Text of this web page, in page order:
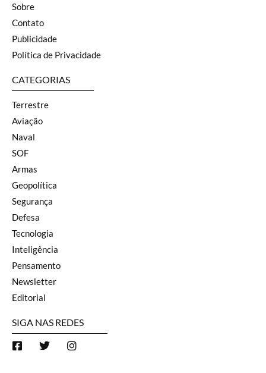
Sobre
Contato
Publicidade
Política de Privacidade
CATEGORIAS
Terrestre
Aviação
Naval
SOF
Armas
Geopolítica
Segurança
Defesa
Tecnologia
Inteligência
Pensamento
Newsletter
Editorial
SIGA NAS REDES